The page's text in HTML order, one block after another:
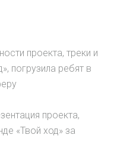
проекта, треки и
погрузила ребят в
проекта,
«Твой ход» за